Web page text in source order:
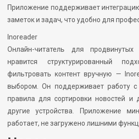
Приложение поддерживает
заметок и задач, что удобно для
Inoreader
Онлайн-читатель для продвинутых
нравится структурированный
фильтровать контент вручную —
выбором. Он поддерживает работу с
правила для сортировки новостей и
другие устройства. Приложение
работает, не загружено лишними